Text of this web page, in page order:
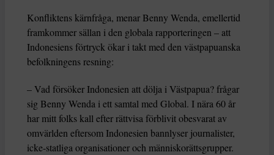
Konfliktens kärnfråga, menar Benny Wenda, emellertid
framkommer sällan i den globala rapporteringen – att
Indonesiens förtryck ökar i takt med den västpapuanska
befolkningens resning:
– Vad försöker Indonesien att dölja i Västpapua? frågar
sig Benny Wenda i ett samtal med Global. I nära 60 år
har mitt folks kall efter rättvisa förblivit obesvarat av
omvärlden eftersom Indonesien bannlyser journalister,
icke-statliga organisationer och människorättsgrupper.